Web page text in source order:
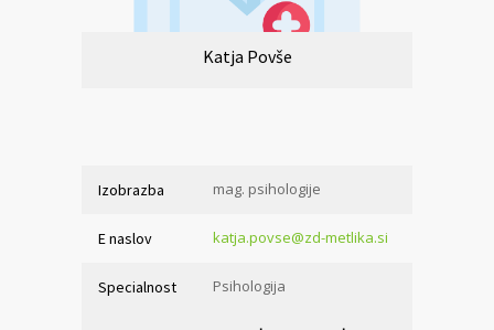
Katja Povše
Izobrazba mag. psihologije
E naslov katja.povse@zd-metlika.si
Specialnost Psihologija